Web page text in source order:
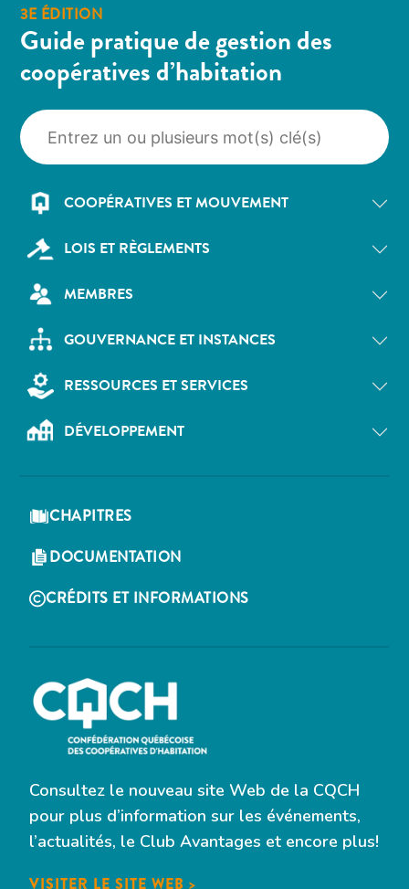
3E ÉDITION
Guide pratique de gestion des
coopératives d’habitation
COOPÉRATIVES ET MOUVEMENT
LOIS ET RÈGLEMENTS
MEMBRES
GOUVERNANCE ET INSTANCES
RESSOURCES ET SERVICES
DÉVELOPPEMENT
CHAPITRES
DOCUMENTATION
CRÉDITS ET INFORMATIONS
Consultez le nouveau site Web de la CQCH
pour plus d’information sur les événements,
l’actualités, le Club Avantages et encore plus!
VISITER LE SITE WEB >